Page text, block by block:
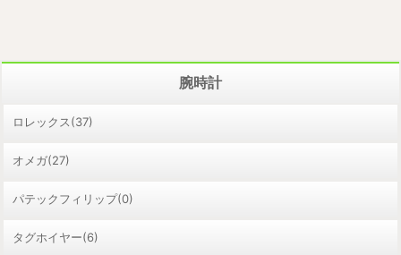
腕時計
ロレックス(37)
オメガ(27)
パテックフィリップ(0)
タグホイヤー(6)